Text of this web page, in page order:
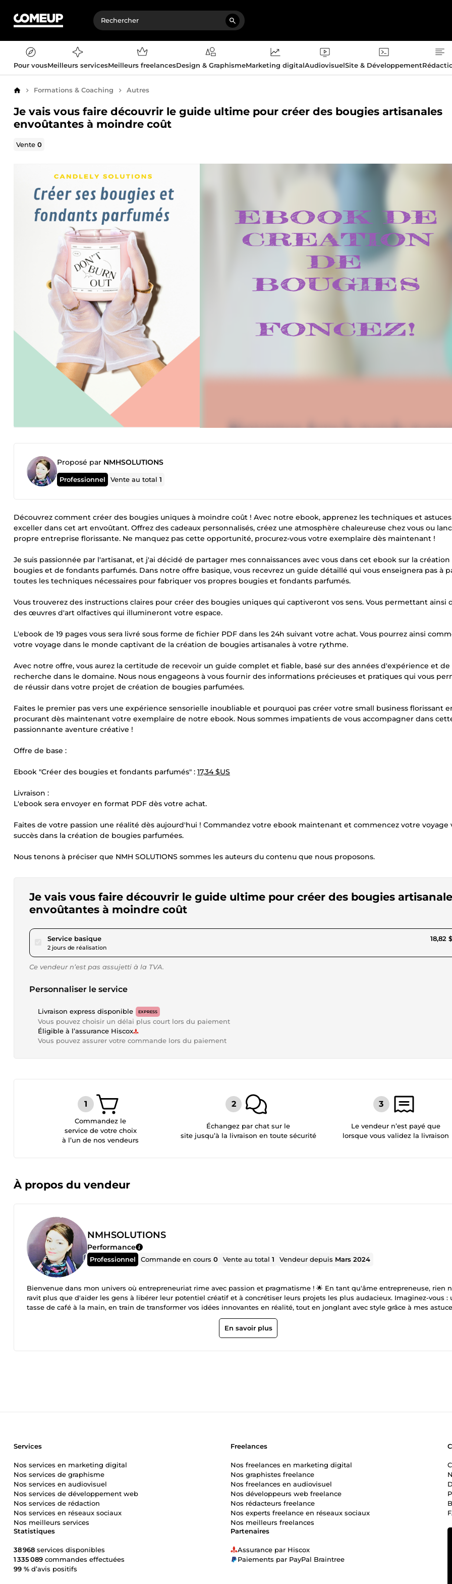
Pour vousMeilleurs servicesMeilleurs freelancesDesign & GraphismeMarketing digitalAudiovisuelSite & Développement
AccueilFormations & Coaching Autres
Je vais vous faire découvrir le guide ultime pour créer des bougies artisanales
envoûtantes à moindre coût
Vente0
Proposé par NMHSOLUTIONS
Professionnel Vente au total1
Découvrez comment créer des bougies uniques à moindre coût ! Avec notre ebook, apprenez les techniques et
exceller dans cet art envoûtant. Offrez des cadeaux personnalisés, créez une atmosphère chaleureuse chez vous ou
propre entreprise florissante. Ne manquez pas cette opportunité, procurez-vous votre exemplaire dès maintenant !
Je suis passionnée par l'artisanat, et j'ai décidé de partager mes connaissances avec vous dans cet ebook sur la création
bougies et de fondants parfumés. Dans notre offre basique, vous recevrez un guide détaillé qui vous enseignera pas à
toutes les techniques nécessaires pour fabriquer vos propres bougies et fondants parfumés.
Vous trouverez des instructions claires pour créer des bougies uniques qui captiveront vos sens. Vous permettant ainsi
des œuvres d'art olfactives qui illumineront votre espace.
L'ebook de 19 pages vous sera livré sous forme de fichier PDF dans les 24h suivant votre achat. Vous pourrez ainsi
votre voyage dans le monde captivant de la création de bougies artisanales à votre rythme.
Avec notre offre, vous aurez la certitude de recevoir un guide complet et fiable, basé sur des années d'expérience et de
recherche dans le domaine. Nous nous engageons à vous fournir des informations précieuses et pratiques qui vous
de réussir dans votre projet de création de bougies parfumées.
Faites le premier pas vers une expérience sensorielle inoubliable et pourquoi pas créer votre small business florissant
procurant dès maintenant votre exemplaire de notre ebook. Nous sommes impatients de vous accompagner dans
passionnante aventure créative !
Offre de base :
Ebook "Créer des bougies et fondants parfumés" : 17,34 $US
Livraison :
L'ebook sera envoyer en format PDF dès votre achat.
Faites de votre passion une réalité dès aujourd'hui ! Commandez votre ebook maintenant et commencez votre voyage
succès dans la création de bougies parfumées.
Nous tenons à préciser que NMH SOLUTIONS sommes les auteurs du contenu que nous proposons.
Je vais vous faire découvrir le guide ultime pour créer des bougies
envoûtantes à moindre coût
Service basiquepour 17,34 $US
2 jours de réalisation
18,82
Ce vendeur n’est pas assujetti à la TVA.
Personnaliser le service
Livraison express disponible EXPRESS
Vous pouvez choisir un délai plus court lors du paiement
Éligible à l’assurance Hiscox
Vous pouvez assurer votre commande lors du paiement
Commandez le
service de votre choix
à l’un de nos vendeurs
Échangez par chat sur le
site jusqu’à la livraison en toute sécurité
Le vendeur n’est payé que
lorsque vous validez la livraison
À propos du vendeur
NMHSOLUTIONS
Performance
Professionnel Commande en cours0 Vente au total1 Vendeur depuis Mars 2024
Bienvenue dans mon univers où entrepreneuriat rime avec passion et pragmatisme ! 🌟 En tant qu'âme entrepreneuse, rien
ravit plus que d'aider les gens à libérer leur potentiel créatif et à concrétiser leurs projets les plus audacieux. Imaginez-vous :
tasse de café à la main, en train de transformer vos idées innovantes en réalité, tout en jonglant avec style grâce à mes astuces
d'organisation et mes solutions sur mesure. Que vous cherchiez à lancer votre propre entreprise ou à faire éclore une idée
brillante, je suis là pour vous guider à travers le labyrinthe avec ma panoplie d'ebooks et de tableaux Excel pratiques. Et
quoi ? Je suis bien plus qu'une experte en immobilier. Je suis votre partenaire de confiance pour simplifier votre quotidien et
En savoir plus
Partenaires
Assurance par Hiscox
Paiements par PayPal Braintree
Statistiques
38 968 services disponibles
1 335 089 commandes effectuées
99 % d’avis positifs
Services
Nos services en marketing digital
Nos services de graphisme
Nos services en audiovisuel
Nos services de développement web
Nos services de rédaction
Nos services en réseaux sociaux
Nos meilleurs services
Freelances
Nos freelances en marketing digital
Nos graphistes freelance
Nos freelances en audiovisuel
Nos développeurs web freelance
Nos rédacteurs freelance
Nos experts freelance en réseaux sociaux
Nos meilleurs freelances